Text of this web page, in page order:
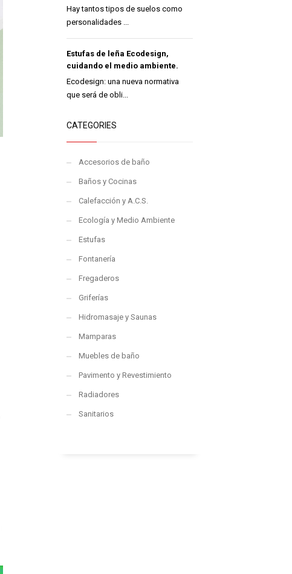
Hay tantos tipos de suelos como
personalidades ...
Estufas de leña Ecodesign,
cuidando el medio ambiente.
Ecodesign: una nueva normativa
que será de obli...
CATEGORIES
Accesorios de baño
Baños y Cocinas
Calefacción y A.C.S.
Ecología y Medio Ambiente
Estufas
Fontanería
Fregaderos
Griferías
Hidromasaje y Saunas
Mamparas
Muebles de baño
Pavimento y Revestimiento
Radiadores
Sanitarios